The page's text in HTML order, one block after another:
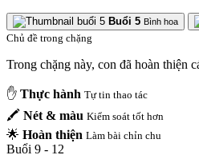
Buổi 5 Bình hoa
Chủ đề trong chặng
Trong chặng này, con đã hoàn thiện
✋ Thực hành Tự tin thao tác
🖍️ Nét & màu Kiểm soát tốt hơn
🌟 Hoàn thiện Làm bài chỉn chu
Buổi 9 - 12